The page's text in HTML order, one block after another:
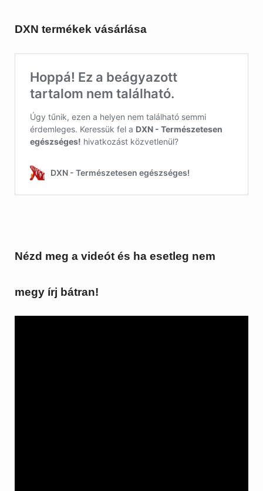
DXN termékek vásárlása
Nézd meg a videót és ha esetleg nem
megy írj bátran!